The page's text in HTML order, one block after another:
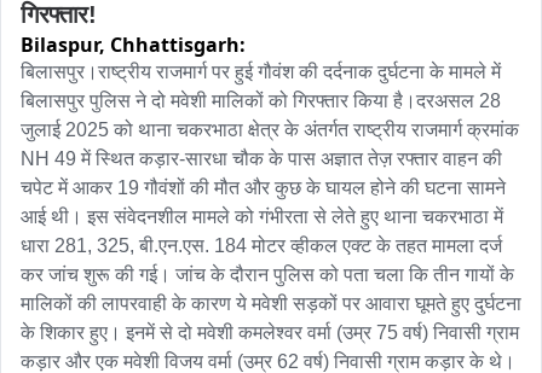
गिरफ्तार!
Bilaspur, Chhattisgarh:
बिलासपुर।राष्ट्रीय राजमार्ग पर हुई गौवंश की दर्दनाक दुर्घटना के मामले में
बिलासपुर पुलिस ने दो मवेशी मालिकों को गिरफ्तार किया है।दरअसल 28
जुलाई 2025 को थाना चकरभाठा क्षेत्र के अंतर्गत राष्ट्रीय राजमार्ग क्रमांक
NH 49 में स्थित कड़ार-सारधा चौक के पास अज्ञात तेज़ रफ्तार वाहन की
चपेट में आकर 19 गौवंशों की मौत और कुछ के घायल होने की घटना सामने
आई थी। इस संवेदनशील मामले को गंभीरता से लेते हुए थाना चकरभाठा में
धारा 281, 325, बी.एन.एस. 184 मोटर व्हीकल एक्ट के तहत मामला दर्ज
कर जांच शुरू की गई। जांच के दौरान पुलिस को पता चला कि तीन गायों के
मालिकों की लापरवाही के कारण ये मवेशी सड़कों पर आवारा घूमते हुए दुर्घटना
के शिकार हुए। इनमें से दो मवेशी कमलेश्वर वर्मा (उम्र 75 वर्ष) निवासी ग्राम
कड़ार और एक मवेशी विजय वर्मा (उम्र 62 वर्ष) निवासी ग्राम कड़ार के थे।